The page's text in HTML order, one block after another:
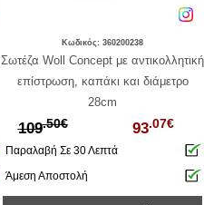
Κωδικός: 360200238
Σωτέζα Woll Concept με αντικολλητική
επίστρωση, καπάκι και διάμετρο
28cm
109.50€ 93.07€
Παραλαβή Σε 30 Λεπτά
Άμεση Αποστολή